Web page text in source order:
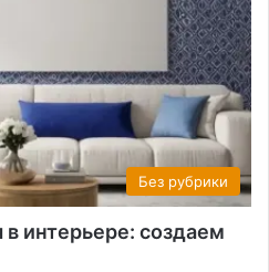
Без рубрики
интерьере: создаем